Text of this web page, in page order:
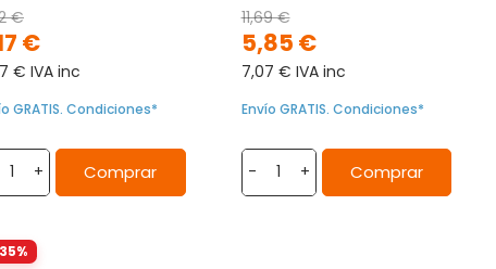
€
€
€ IVA inc
GRATIS. Condiciones*
+ Comprar
5,85 €
11,69 €
7,07 € IVA inc
Envío GRATIS. Condiciones*
- + Comprar